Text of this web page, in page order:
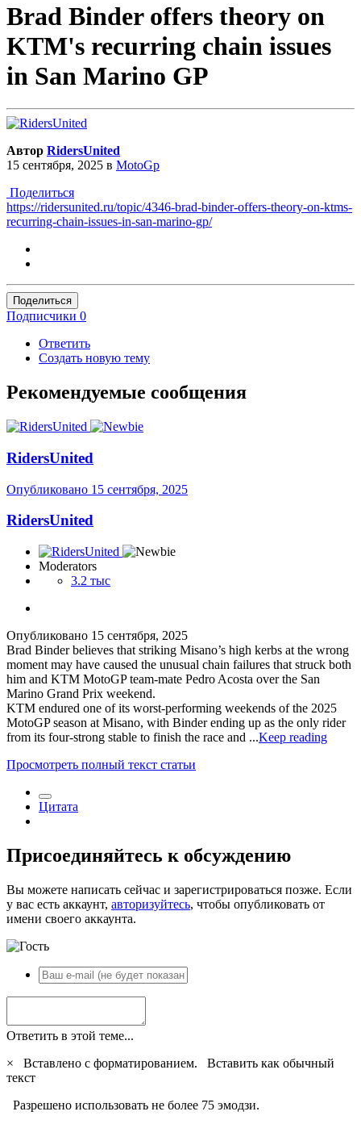
Brad Binder offers theory on
KTM's recurring chain issues
in San Marino GP
Автор RidersUnited
15 сентября, 2025 в MotoGp
Поделиться
https://ridersunited.ru/topic/4346-brad-binder-offers-theory-on-ktms-
recurring-chain-issues-in-san-marino-gp/
Поделиться
Подписчики 0
Ответить
Создать новую тему
Рекомендуемые сообщения
RidersUnited
Опубликовано 15 сентября, 2025
RidersUnited
Moderators
3.2 тыс
Опубликовано 15 сентября, 2025
Brad Binder believes that striking Misano’s high kerbs at the wrong
moment may have caused the unusual chain failures that struck both
him and KTM MotoGP team-mate Pedro Acosta over the San
Marino Grand Prix weekend.
KTM endured one of its worst-performing weekends of the 2025
MotoGP season at Misano, with Binder ending up as the only rider
from its four-strong stable to finish the race and ...Keep reading
Просмотреть полный текст статьи
Цитата
Присоединяйтесь к обсуждению
Вы можете написать сейчас и зарегистрироваться позже. Если
у вас есть аккаунт, авторизуйтесь, чтобы опубликовать от
имени своего аккаунта.
Ответить в этой теме...
×
Вставлено с форматированием. Вставить как обычный
текст
Разрешено использовать не более 75 эмодзи.